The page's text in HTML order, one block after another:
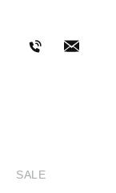
SALE